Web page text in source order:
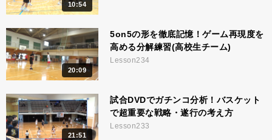
10:54
20:09
5on5の形を徹底記憶！ゲーム再現度を
高める分解練習(高校生チーム)
Lesson234
21:51
試合DVDでガチンコ分析！バスケット
で超重要な戦略・遂行の考え方
Lesson233